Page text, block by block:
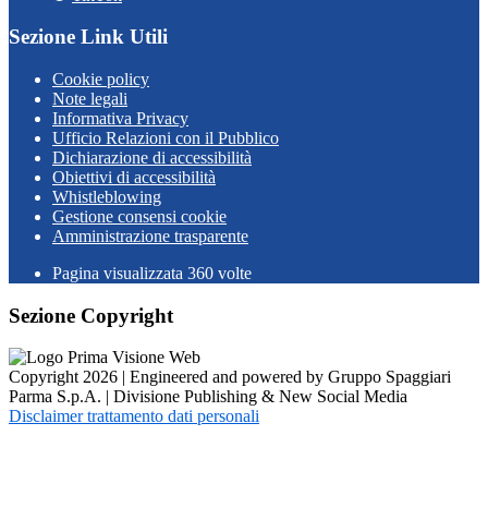
Sezione Link Utili
Cookie policy
Note legali
Informativa Privacy
Ufficio Relazioni con il Pubblico
Dichiarazione di accessibilità
Obiettivi di accessibilità
Whistleblowing
Gestione consensi cookie
Amministrazione trasparente
Pagina visualizzata 360 volte
Sezione Copyright
Copyright 2026 | Engineered and powered by Gruppo Spaggiari
Parma S.p.A. | Divisione Publishing & New Social Media
Disclaimer trattamento dati personali